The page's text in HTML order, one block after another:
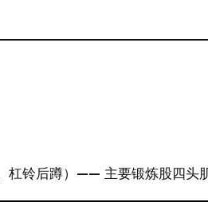
杠铃后蹲）—— 主要锻炼股四头